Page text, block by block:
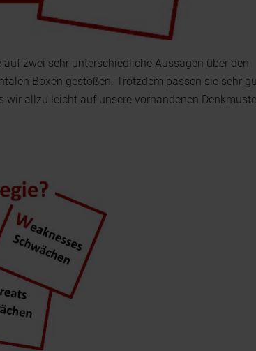
zwei sehr unterschiedliche Aussagen über den
Boxen gestoßen. Trotzdem passen sie sehr
wir allzu leicht auf unsere vorhandenen